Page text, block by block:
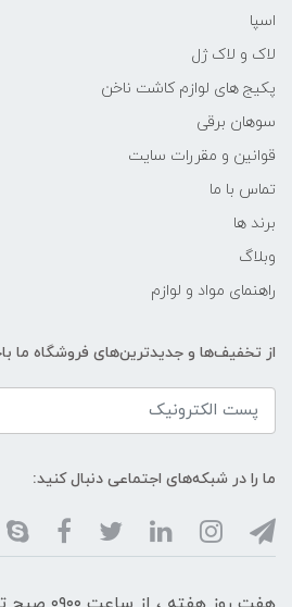
اسپا
لاک و لاک ژل
پکیج های لوازم کاشت ناخن
سوهان برقی
قوانین و مقررات سایت
تماس با ما
برند ها
وبلاگ
راهنمای مواد و لوازم
از تخفیف‌ها و جدیدترین‌های فروشگاه ما
ما را در شبکه‌های اجتماعی دنبال کنید: